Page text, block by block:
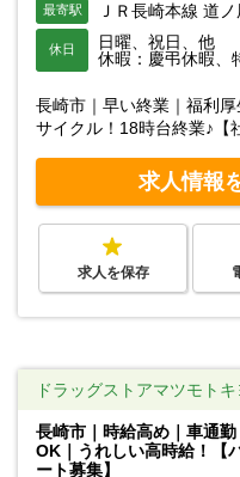
最寄駅 ＪＲ長崎本線 道ノ
休日
日曜、祝日、他
休暇：慶弔休暇、
長崎市｜早い終業｜福利
サイクル！18時台終業♪【
求人情報
求人を保存
ドラッグストアマツモト
長崎市｜時給高め｜車通勤
OK｜うれしい高時給！【
ート募集】